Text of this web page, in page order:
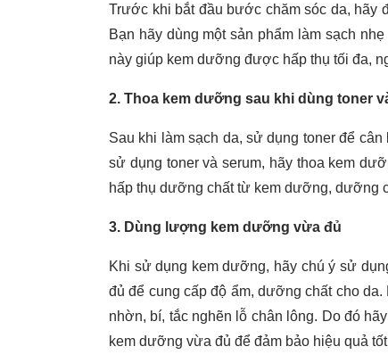
Trước khi bắt đầu bước chăm sóc da, hãy
Bạn hãy dùng một sản phẩm làm sạch
này giúp kem dưỡng được hấp thụ tối đa,
2. Thoa kem dưỡng sau khi dùng toner
Sau khi làm sạch da, sử dụng toner để
sử dụng toner và serum, hãy thoa kem
hấp thụ dưỡng chất từ kem dưỡng, dưỡng
3. Dùng lượng kem dưỡng vừa đủ
Khi sử dụng kem dưỡng, hãy chú ý sử
đủ để cung cấp độ ẩm, dưỡng chất cho
nhờn, bí, tắc nghẽn lỗ chân lông. Do đó
kem dưỡng vừa đủ để đảm bảo hiệu quả